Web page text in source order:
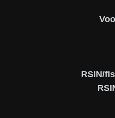
RSIN/